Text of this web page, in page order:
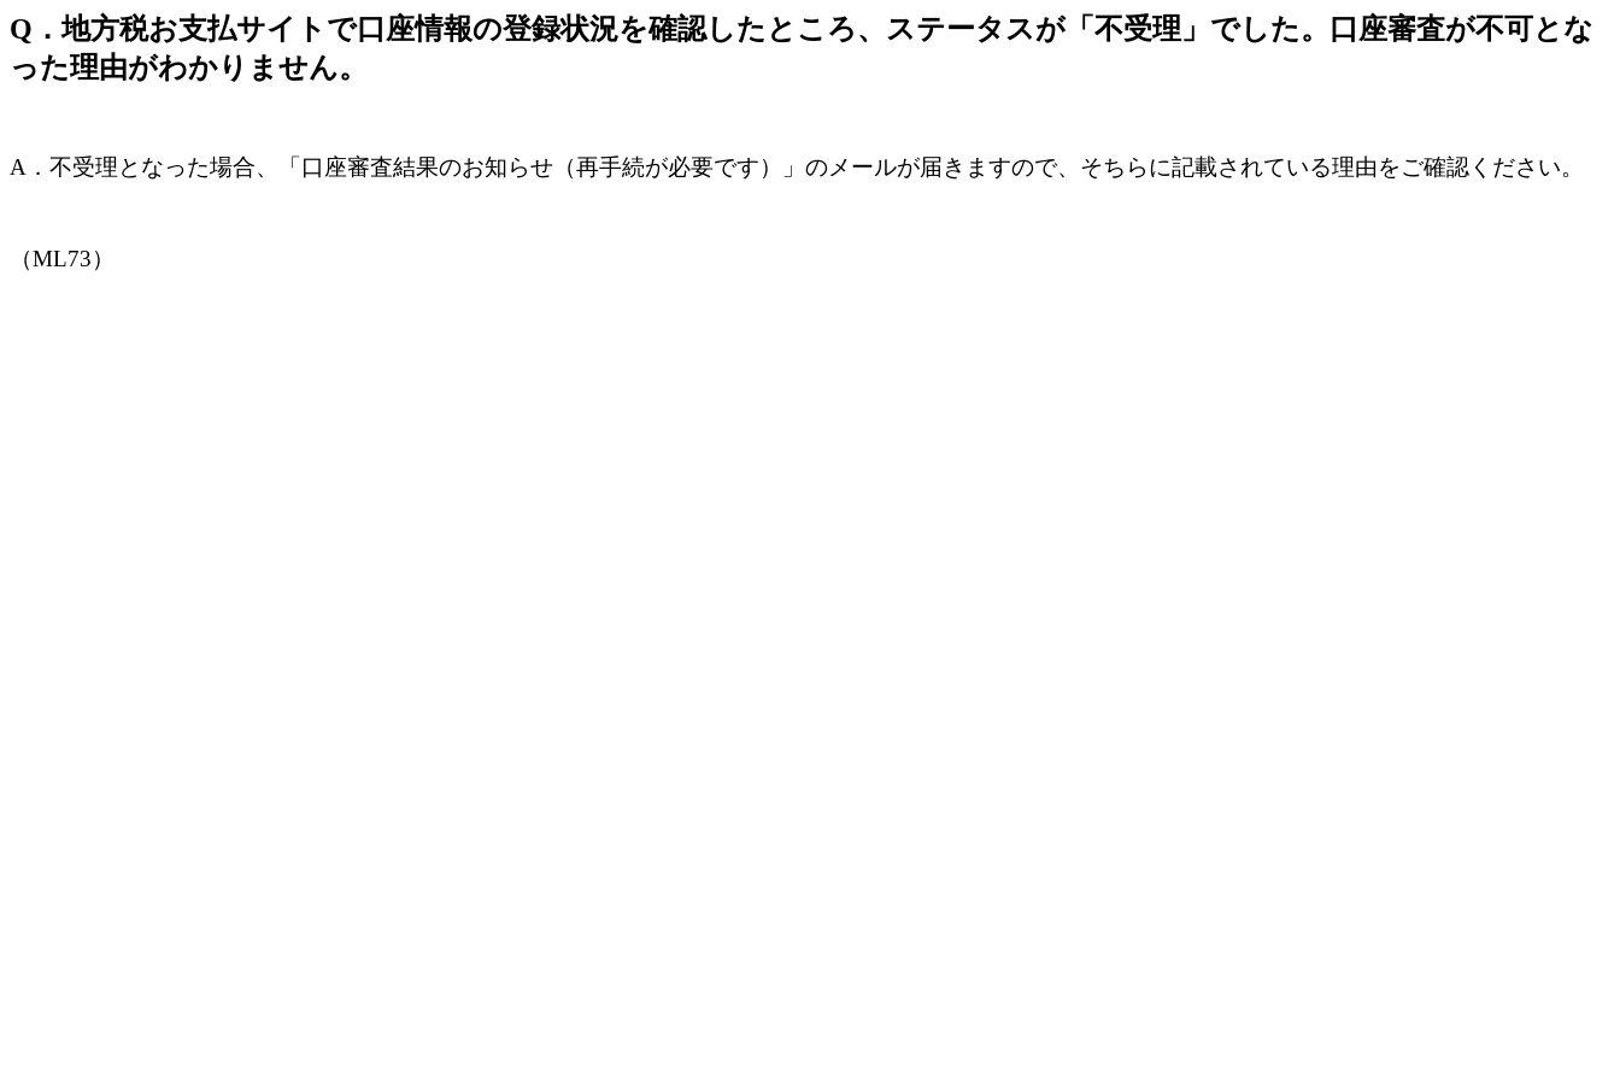
Q．地方税お支払サイトで口座情報の登録状況を確認したところ、ステータスが「不受理」でした。口座審査が不可とな
った理由がわかりません。
A．不受理となった場合、「口座審査結果のお知らせ（再手続が必要です）」のメールが届きますので、そちらに記載されている理由をご確認ください。
（ML73）